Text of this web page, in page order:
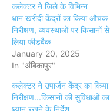
कलेक्टर ने जिले के विभिन्न
धान खरीदी केंद्रों का किया औचक
निरीक्षण, व्यवस्थाओं पर किसानों से
लिया फीडबैक
January 20, 2025
In "अंबिकापुर"
कलेक्टर ने उपार्जन केंद्र का किया
निरीक्षण...किसानों की सुविधाओं का
ध्यान रखने के निर्देश